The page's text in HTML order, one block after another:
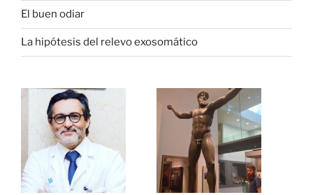
El buen odiar
La hipótesis del relevo exosomático